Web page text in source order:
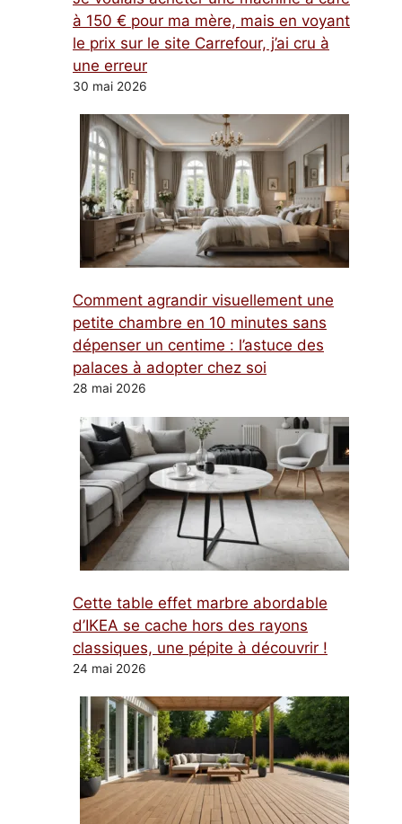
à 150 € pour ma mère, mais en voyant
le prix sur le site Carrefour, j’ai cru à
une erreur
30 mai 2026
Comment agrandir visuellement une
petite chambre en 10 minutes sans
dépenser un centime : l’astuce des
palaces à adopter chez soi
28 mai 2026
Cette table effet marbre abordable
d’IKEA se cache hors des rayons
classiques, une pépite à découvrir !
24 mai 2026